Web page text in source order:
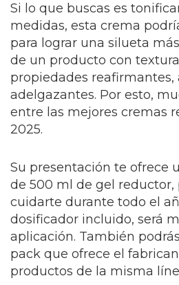
Si lo que buscas es
medidas, esta crema
para lograr una silueta
de un producto con
propiedades
adelgazantes. Por esto,
entre las mejores cremas
2025.
Su presentación te ofrece
de 500 ml de gel reductor,
cuidarte durante todo el
dosificador incluido, será
aplicación. También
pack que ofrece el
productos de la misma